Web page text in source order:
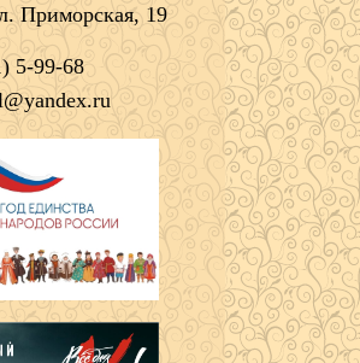
Приморская, 19
5-99-68